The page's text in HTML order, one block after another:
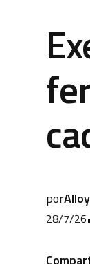
por
28/7/26